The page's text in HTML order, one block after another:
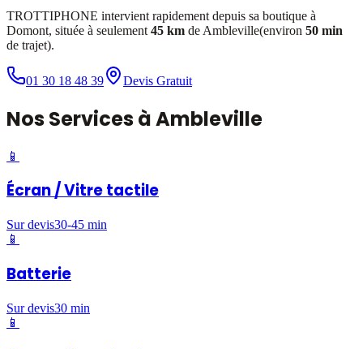
TROTTIPHONE intervient rapidement depuis sa boutique à
Domont, située à seulement 45 km de Ambleville(environ 50 min
de trajet).
01 30 18 48 39 Devis Gratuit
NosServicesàAmbleville
📱
Écran / Vitre tactile
Sur devis30-45 min
📱
Batterie
Sur devis30 min
📱